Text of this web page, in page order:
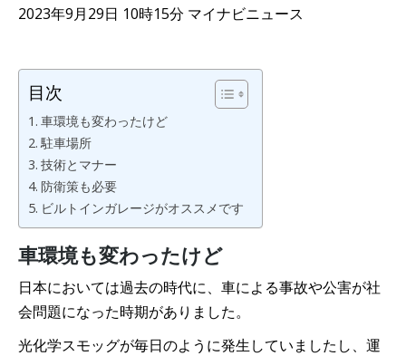
2023年9月29日 10時15分 マイナビニュース
目次
車環境も変わったけど
駐車場所
技術とマナー
防衛策も必要
ビルトインガレージがオススメです
車環境も変わったけど
日本においては過去の時代に、車による事故や公害が社
会問題になった時期がありました。
光化学スモッグが毎日のように発生していましたし、運